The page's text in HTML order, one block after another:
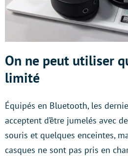
On ne peut utiliser
limité
Équipés en Bluetooth, les
acceptent d’être jumelés avec
souris et quelques enceintes,
casques ne sont pas pris en